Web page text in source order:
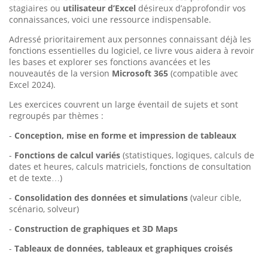
stagiaires ou utilisateur d’Excel désireux d’approfondir vos
connaissances, voici une ressource indispensable.
Adressé prioritairement aux personnes connaissant déjà les
fonctions essentielles du logiciel, ce livre vous aidera à revoir
les bases et explorer ses fonctions avancées et les
nouveautés de la version Microsoft 365 (compatible avec
Excel 2024).
Les exercices couvrent un large éventail de sujets et sont
regroupés par thèmes :
- Conception, mise en forme et impression de tableaux
- Fonctions de calcul variés (statistiques, logiques, calculs de
dates et heures, calculs matriciels, fonctions de consultation
et de texte…)
- Consolidation des données et simulations (valeur cible,
scénario, solveur)
- Construction de graphiques et 3D Maps
- Tableaux de données, tableaux et graphiques croisés